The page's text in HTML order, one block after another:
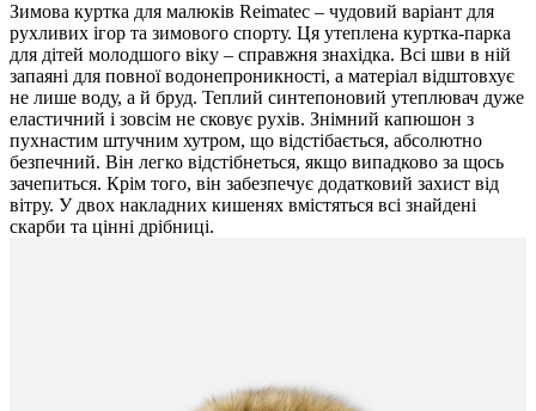
Зимова куртка для малюків Reimatec – чудовий варіант для
рухливих ігор та зимового спорту. Ця утеплена куртка-парка
для дітей молодшого віку – справжня знахідка. Всі шви в ній
запаяні для повної водонепроникності, а матеріал відштовхує
не лише воду, а й бруд. Теплий синтепоновий утеплювач дуже
еластичний і зовсім не сковує рухів. Знімний капюшон з
пухнастим штучним хутром, що відстібається, абсолютно
безпечний. Він легко відстібнеться, якщо випадково за щось
зачепиться. Крім того, він забезпечує додатковий захист від
вітру. У двох накладних кишенях вмістяться всі знайдені
скарби та цінні дрібниці.